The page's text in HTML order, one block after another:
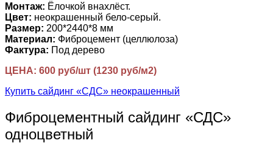
Монтаж: Ёлочкой внахлёст.
Цвет: неокрашенный бело-серый.
Размер: 200*2440*8 мм
Материал: Фиброцемент (целлюлоза)
Фактура: Под дерево
ЦЕНА: 600 руб/шт (1230 руб/м2)
Купить сайдинг «СДС» неокрашенный
Фиброцементный сайдинг «СДС»
одноцветный